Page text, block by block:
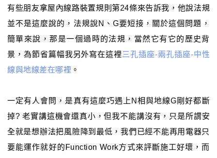
有些朋友拿屋內線路裝置規則第24條來告訴我，他說法規
並不是這麼說的，法規說N、G要短接，關於這個問題，
簡單來說，那是一個過時的法規，當然它有它的歷史背
景，為節省篇幅我另外寫在這裡三孔插座-兩孔插座-中性
線與地線差在哪裡 。
一定有人會問，是真有這麼巧遇上N相與地線G剛好都斷
掉? 老實講這機會還真小，但我不能講沒有，只是所謂安
全就是想辦法把風險降到最低，我們已經不能再用電器只
要能運作就好的Function Work方式來評斷施工好壞，而